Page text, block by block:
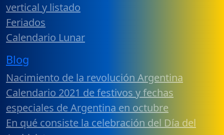
vertical y listado
Feriados
Calendario Lunar
Blog
Nacimiento de la revolución Argentina
Calendario 2021 de festivos y fechas
especiales de Argentina en octubre
En qué consiste la celebración del Día del